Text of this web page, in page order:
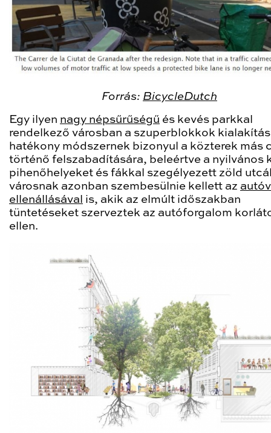
Forrás: BicycleDutch
Egy ilyen nagy népsűrűségű és kevés parkkal
rendelkező városban a szuperblokkok
hatékony módszernek bizonyul a közterek más
történő felszabadítására, beleértve a nyilvános
pihenőhelyeket és fákkal szegélyezett zöld
városnak azonban szembesülnie kellett az
ellenállásával
is, akik az elmúlt időszakban
tüntetéseket szerveztek az autóforgalom
ellen.